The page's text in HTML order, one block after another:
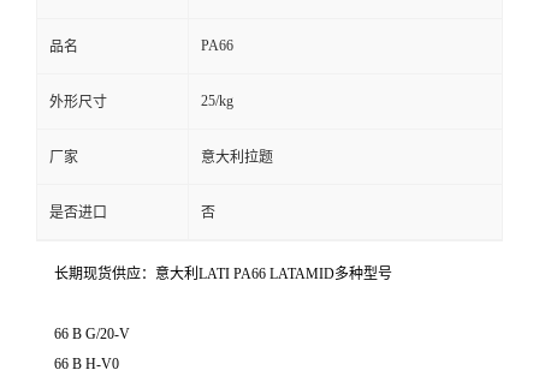
品名 PA66
外形尺寸 25/kg
厂家 意大利拉题
是否进口 否
长期现货供应：意大利LATI PA66 LATAMID多种型号
66 B G/20-V
66 B H-V0